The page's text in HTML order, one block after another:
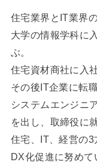
住宅業界とIT業界の
大学の情報学科に
ぶ。
住宅資材商社に入
その後IT企業に転職
システムエンジニ
を出し、取締役に
住宅、IT、経営の3
DX化促進に努めて